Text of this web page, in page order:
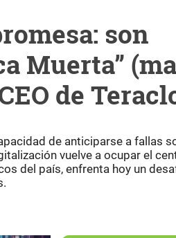
son
Muerta”
de
de anticiparse a fallas
vuelve a ocupar el
del país, enfrenta hoy un